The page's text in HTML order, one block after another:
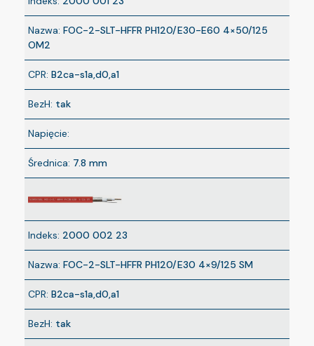
Nazwa: FOC-2-SLT-HFFR PH120/E30-E60 4×50/125
OM2
CPR: B2ca-s1a,d0,a1
BezH: tak
Napięcie:
Średnica: 7.8 mm
Indeks: 2000 002 23
Nazwa: FOC-2-SLT-HFFR PH120/E30 4×9/125 SM
CPR: B2ca-s1a,d0,a1
BezH: tak